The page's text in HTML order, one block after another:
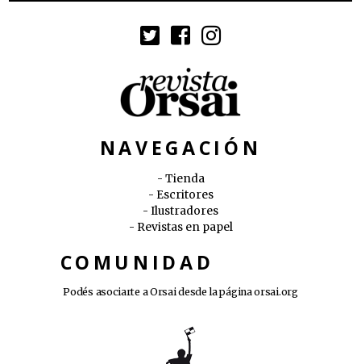
NAVEGACIÓN
Tienda
Escritores
Ilustradores
Revistas en papel
COMUNIDAD
Podés asociarte a Orsai desde la páginaorsai.org